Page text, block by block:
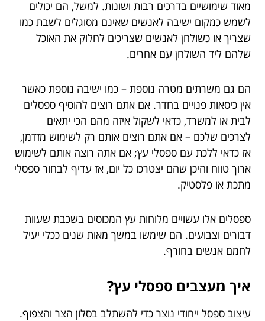
מאוד שימושיים בדרכים רבות ושונות. למשל, הם יכולים
לשמש כמקום ישיבה לאנשים שאינם מסוגלים לשבת כמו
שצריך או כשולחן לאנשים שצריכים לחלוק את האוכל
שלהם ליד השולחן עם אחרים.
הם גם משרתים מטרה נוספת – כמו ישיבה נוספת כאשר
אין כיסאות פנויים בחדר. אם אתם רוצים להוסיף ספסלים
לבית או למשרד, כדאי לשקול איזה מהם הכי יתאים
לצרכים שלכם – אם אתם רוצים אותם רק לשימוש מזדמן,
אז כדאי ללכת עם ספסלי עץ; אם אתה רוצה אותם לשימוש
ארוך טווח והיכן שהם יצטרכו כל יום, אז עדיף לבחור ספסלי
מתכת או פלסטיק.
ספסלים אלו עשויים מלוחות עץ המכוסים בשכבת שעוות
דבורים וצבועים. הם שימשו במשך מאות שנים ככלי יעיל
לחמם אנשים בחורף.
איך מעצבים ספסלי עץ?
עיצוב ספסל ייחודי נוצר כדי להשתלב בסלון הצר והצפוף.